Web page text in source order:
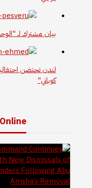
بيان مشترك لـ
لندن تحتضن
كوباني"